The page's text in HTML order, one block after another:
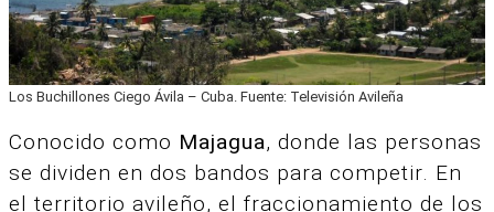
Los Buchillones Ciego Ávila – Cuba. Fuente: Televisión Avileña
Conocido como Majagua, donde las personas
se dividen en dos bandos para competir. En
el territorio avileño, el fraccionamiento de los